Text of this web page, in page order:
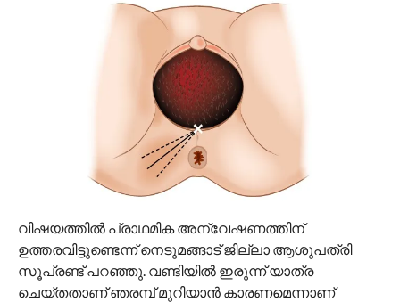
വിഷയത്തില്‍ പ്രാഥമിക അന്വേഷണത്തിന്
ഉത്തരവിട്ടുണ്ടെന്ന് നെടുമങ്ങാട് ജില്ലാ ആശുപത്രി
സൂപ്രണ്ട് പറഞ്ഞു. വണ്ടിയില്‍ ഇരുന്ന് യാത്ര
ചെയ്തതാണ് ഞരമ്പ് മുറിയാന്‍ കാരണമെന്നാണ്